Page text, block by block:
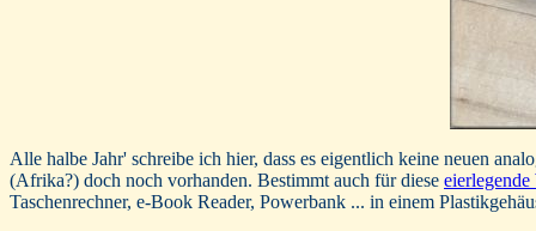
Alle halbe Jahr' schreibe ich hier, dass es eigentlich keine neuen
(Afrika?) doch noch vorhanden. Bestimmt auch für diese
Taschenrechner, e-Book Reader, Powerbank ... in einem